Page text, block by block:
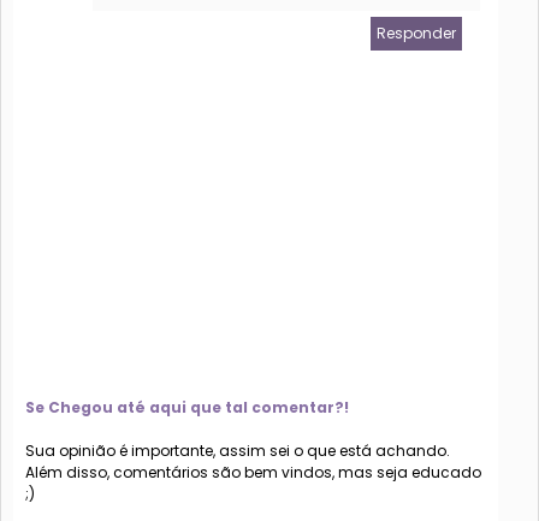
Responder
Se Chegou até aqui que tal comentar?!
Sua opinião é importante, assim sei o que está achando.
Além disso, comentários são bem vindos, mas seja educado
;)